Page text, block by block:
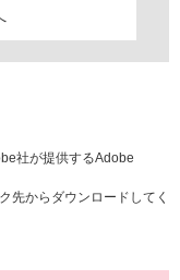
社が提供するAdobe
先からダウンロードしてく